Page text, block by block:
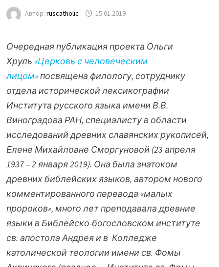
Автор:ruscatholic 15.01.2019
Очередная публикация проекта Ольги
Хруль«Церковь с человеческим
лицом»посвящена филологу, сотруднику
отдела исторической лексикографии
Института русского языка имени В.В.
Виноградова РАН, специалисту в области
исследований древних славянских рукописей,
Елене Михайловне Сморгуновой (23 апреля
1937 – 2 января 2019). Она была знатоком
древних библейских языков, автором нового
комментированного перевода «малых
пророков», много лет преподавала древние
языки в Библейско-богословском институте
св. апостола Андрея и в Колледже
католической теологии имени св. Фомы